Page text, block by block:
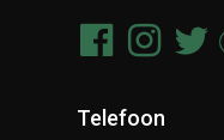
Telefoon